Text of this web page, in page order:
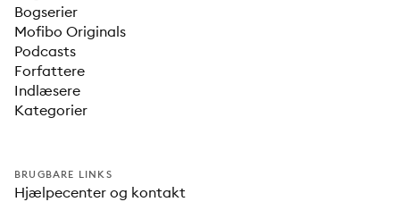
Bogserier
Mofibo Originals
Podcasts
Forfattere
Indlæsere
Kategorier
BRUGBARE LINKS
Hjælpecenter og kontakt